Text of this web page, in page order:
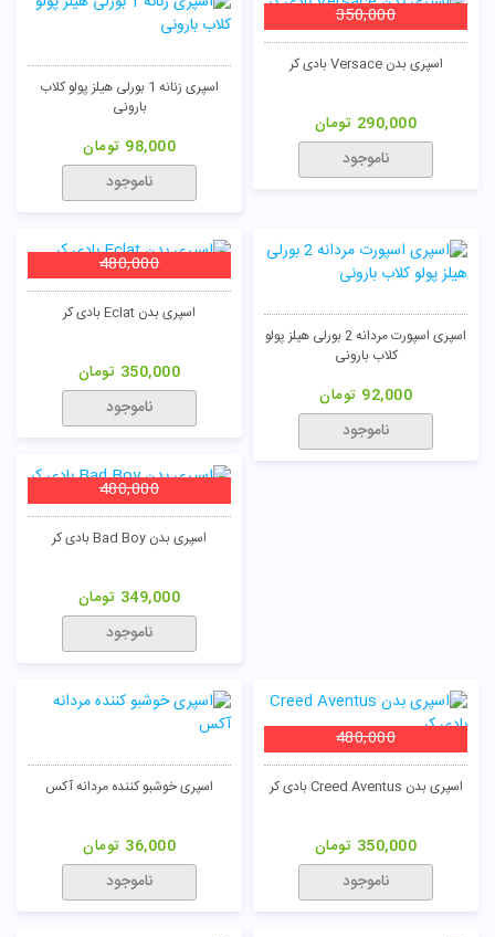
اسپری بدن Versace بادی کر
350,000
290,000 تومان
ناموجود
اسپری زنانه 1 بورلی هیلز پولو کلاب
بارونی
98,000 تومان
ناموجود
اسپری اسپورت مردانه 2 بورلی هیلز پولو
کلاب بارونی
92,000 تومان
ناموجود
اسپری بدن Eclat بادی کر
480,000
350,000 تومان
ناموجود
اسپری بدن Bad Boy بادی کر
480,000
349,000 تومان
ناموجود
اسپری بدن Creed Aventus بادی کر
480,000
350,000 تومان
ناموجود
اسپری خوشبو کننده مردانه آکس
36,000 تومان
ناموجود